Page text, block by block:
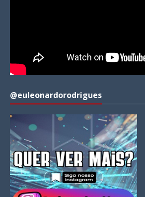
@euleonardorodrigues